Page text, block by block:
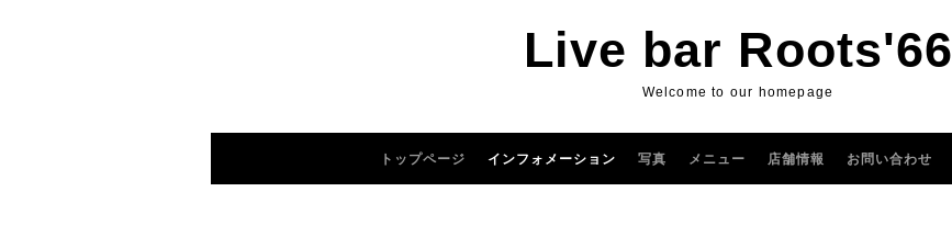
Live bar Roots'66
Welcome to our homepage
トップページ インフォメーション 写真 メニュー 店舗情報 お問い合わせ